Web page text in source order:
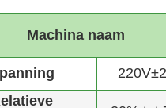
Machina naam